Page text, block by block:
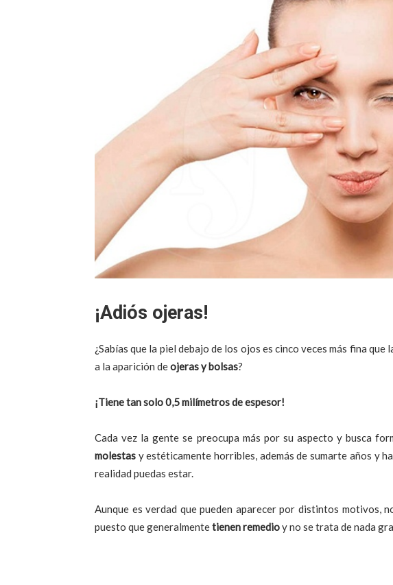
¡Adiós ojeras!
¿Sabías que la piel debajo de los ojos es cinco veces más fina que
a la aparición deojeras y bolsas?
¡Tiene tan solo 0,5 milímetros de espesor!
Cada vez la gente se preocupa más por su aspecto y busca
molestas y estéticamente horribles, además de sumarte años y
realidad puedas estar.
Aunque es verdad que pueden aparecer por distintos motivos,
puesto que generalmentetienen remedioy no se trata de nada